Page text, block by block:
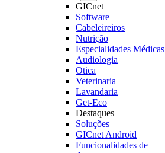
GICnet
Software
Cabeleireiros
Nutrição
Especialidades Médicas
Audiologia
Otica
Veterinaria
Lavandaria
Get-Eco
Destaques
Soluções
GICnet Android
Funcionalidades de